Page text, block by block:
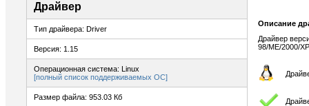
Драйвер
Тип драйвера: Driver
Версия: 1.15
Операционная система: Linux
[полный список поддерживаемых ОС]
Размер файла: 953.03 Кб
Описание
Драйвер
98/ME/2000/